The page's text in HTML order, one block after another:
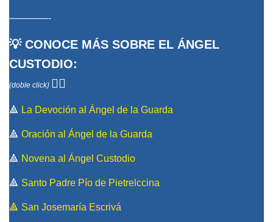
————-
💡 CONOCE MÁS SOBRE EL ÁNGEL
CUSTODIO:
(doble click) 👇🏻
🔺 La Devoción al Ángel de la Guarda
🔺 Oración al Ángel de la Guarda
🔺 Novena al Ángel Custodio
🔺 Santo Padre Pío de Pietrelccina
🔺 San Josemaría Escrivá